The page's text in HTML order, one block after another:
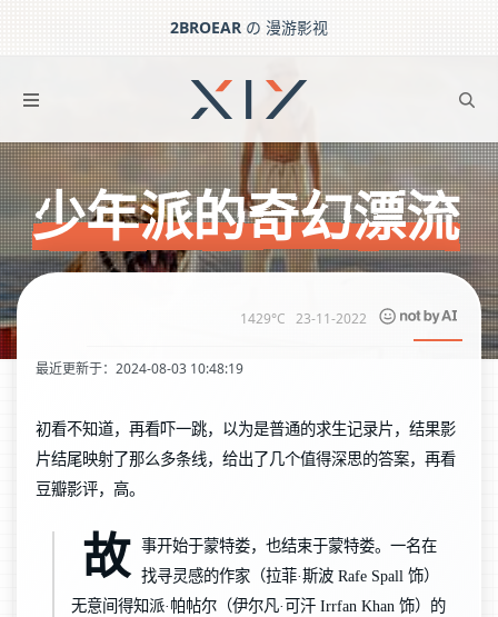
2BROEAR の 漫游影视
少年派的奇幻漂流
下一篇：扫毒
少年派的奇幻漂流
1429°C 23-11-2022
最近更新于：2024-08-03 10:48:19
初看不知道，再看吓一跳，以为是普通的求生记录片，结果影
片结尾映射了那么多条线，给出了几个值得深思的答案，再看
豆瓣影评，高。
故
事开始于蒙特娄，也结束于蒙特娄。一名在
找寻灵感的作家（拉菲·斯波 Rafe Spall 饰）
无意间得知派·帕帖尔（伊尔凡·可汗 Irrfan Khan 饰）的